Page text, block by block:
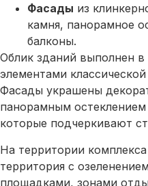
Фасады из
камня, панорамное
балконы.
Облик зданий выполнен
элементами
Фасады украшены
панорамным
которые подчеркивают
На территории
территория с
площадками, зонами